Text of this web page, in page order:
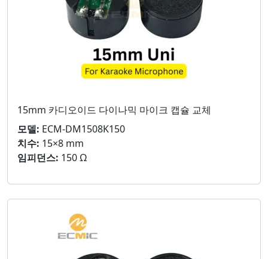
15mm 카디오이드 다이나믹 마이크 캡슐 교체
모델: ECM-DM1508K150
치수: 15×8 mm
임피던스: 150 Ω